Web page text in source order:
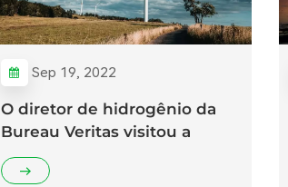
Sep 19, 2022
O diretor de hidrogênio da
Bureau Veritas visitou a
KAPSOM.